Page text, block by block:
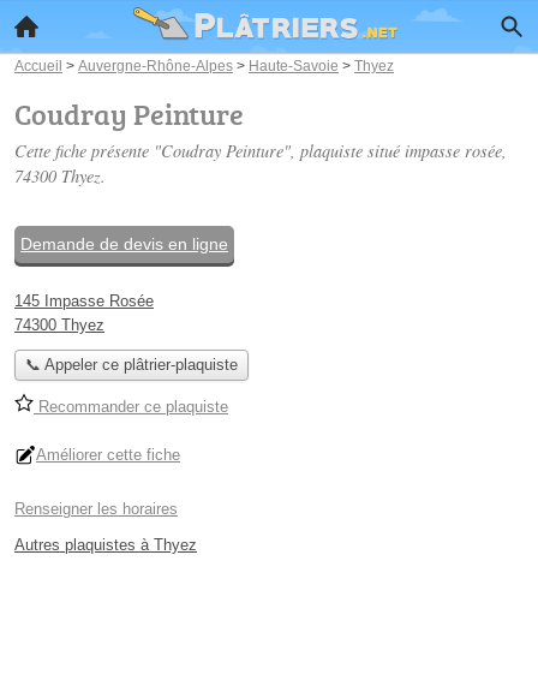
Accueil > Auvergne-Rhône-Alpes > Haute-Savoie > Thyez
Coudray Peinture
Cette fiche présente "Coudray Peinture", plaquiste situé impasse rosée,
74300 Thyez.
Demande de devis en ligne
145 Impasse Rosée
74300 Thyez
📞 Appeler ce plâtrier-plaquiste
Recommander ce plaquiste
Améliorer cette fiche
Renseigner les horaires
Autres plaquistes à Thyez